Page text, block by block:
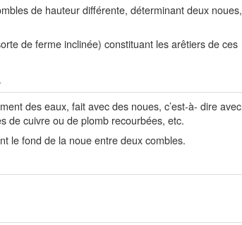
de hauteur différente, déterminant deux noues,
de ferme inclinée) constituant les arêtiers de ces
des eaux, fait avec des noues, c’est-à- dire avec
de cuivre ou de plomb recourbées, etc.
le fond de la noue entre deux combles.